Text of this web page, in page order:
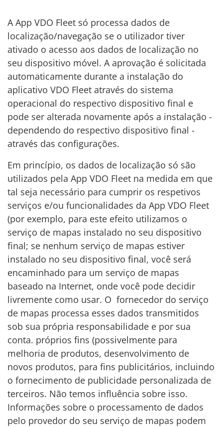
A App VDO Fleet só processa dados de
localização/navegação se o utilizador tiver
ativado o acesso aos dados de localização no
seu dispositivo móvel. A aprovação é solicitada
automaticamente durante a instalação do
aplicativo VDO Fleet através do sistema
operacional do respectivo dispositivo final e
pode ser alterada novamente após a instalação -
dependendo do respectivo dispositivo final -
através das configurações.
Em princípio, os dados de localização só são
utilizados pela App VDO Fleet na medida em que
tal seja necessário para cumprir os respetivos
serviços e/ou funcionalidades da App VDO Fleet
(por exemplo, para este efeito utilizamos o
serviço de mapas instalado no seu dispositivo
final; se nenhum serviço de mapas estiver
instalado no seu dispositivo final, você será
encaminhado para um serviço de mapas
baseado na Internet, onde você pode decidir
livremente como usar. O fornecedor do serviço
de mapas processa esses dados transmitidos
sob sua própria responsabilidade e por sua
conta. próprios fins (possivelmente para
melhoria de produtos, desenvolvimento de
novos produtos, para fins publicitários, incluindo
o fornecimento de publicidade personalizada de
terceiros. Não temos influência sobre isso.
Informações sobre o processamento de dados
pelo provedor do seu serviço de mapas podem